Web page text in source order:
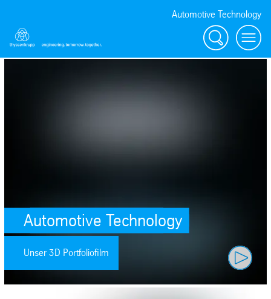
Automotive Technology
Suche
Menü
Automotive Technology
Unser 3D Portfoliofilm